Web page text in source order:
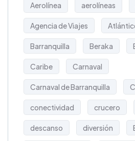
Aerolínea aerolíneas
Agencia de Viajes
Barranquilla Beraka
Caribe Carnaval
Carnaval de Barranquilla
conectividad crucero
descanso diversión